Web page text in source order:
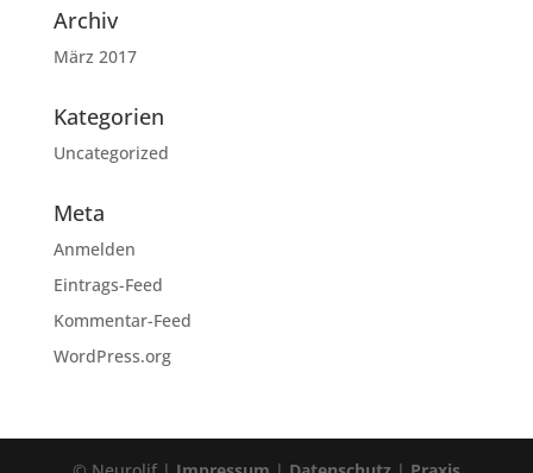
Archiv
März 2017
Kategorien
Uncategorized
Meta
Anmelden
Eintrags-Feed
Kommentar-Feed
WordPress.org